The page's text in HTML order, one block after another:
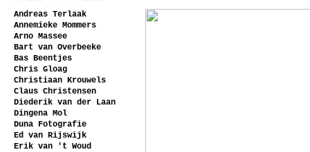
Andreas Terlaak
Annemieke Mommers
Arno Massee
Bart van Overbeeke
Bas Beentjes
Chris Gloag
Christiaan Krouwels
Claus Christensen
Diederik van der Laan
Dingena Mol
Duna Fotografie
Ed van Rijswijk
Erik van 't Woud